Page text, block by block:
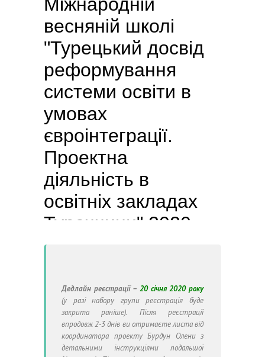
Дедлайн реєстрації – 20 січня 2020 року
(у разі набору групи реєстрація буде
закрита раніше). Після реєстрації
впродовж 2-3 днів ви отримаєте листа від
координатора проекту Бурдун Олени з
детальними інструкціями подальшої